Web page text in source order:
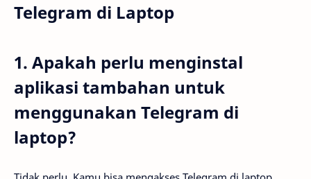
Telegram di Laptop
1. Apakah perlu menginstal
aplikasi tambahan untuk
menggunakan Telegram di
laptop?